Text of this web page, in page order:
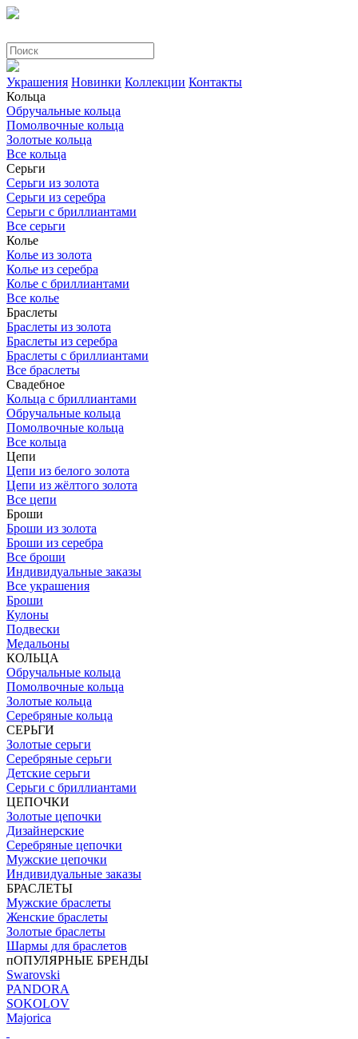
Украшения Новинки Коллекции Контакты
Кольца
Обручальные кольца
Помолвочные кольца
Золотые кольца
Все кольца
Серьги
Серьги из золота
Серьги из серебра
Серьги с бриллиантами
Все серьги
Колье
Колье из золота
Колье из серебра
Колье с бриллиантами
Все колье
Браслеты
Браслеты из золота
Браслеты из серебра
Браслеты с бриллиантами
Все браслеты
Свадебное
Кольца с бриллиантами
Обручальные кольца
Помолвочные кольца
Все кольца
Цепи
Цепи из белого золота
Цепи из жёлтого золота
Все цепи
Броши
Броши из золота
Броши из серебра
Все броши
Индивидуальные заказы
Все украшения
Броши
Кулоны
Подвески
Медальоны
КОЛЬЦА
Обручальные кольца
Помолвочные кольца
Золотые кольца
Серебряные кольца
СЕРЬГИ
Золотые серьги
Серебряные серьги
Детские серьги
Серьги с бриллиантами
ЦЕПОЧКИ
Золотые цепочки
Дизайнерские
Серебряные цепочки
Мужские цепочки
Индивидуальные заказы
БРАСЛЕТЫ
Мужские браслеты
Женские браслеты
Золотые браслеты
Шармы для браслетов
пОПУЛЯРНЫЕ БРЕНДЫ
Swarovski
PANDORA
SOKOLOV
Majorica